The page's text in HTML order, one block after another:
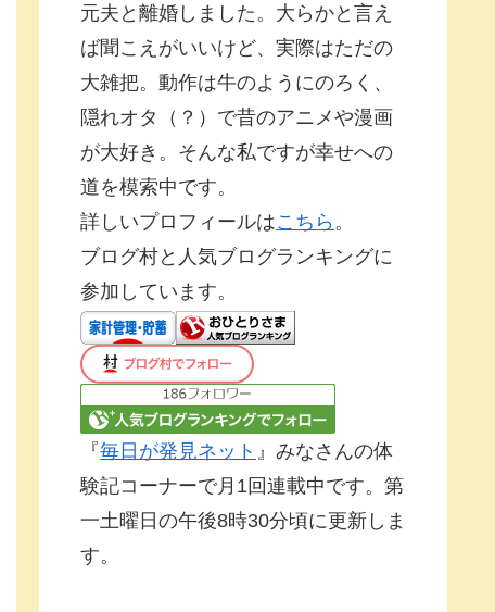
元夫と離婚しました。大らかと言え
ば聞こえがいいけど、実際はただの
大雑把。動作は牛のようにのろく、
隠れオタ（？）で昔のアニメや漫画
が大好き。そんな私ですが幸せへの
道を模索中です。
詳しいプロフィールはこちら 。
ブログ村と人気ブログランキングに
参加しています。
『毎日が発見ネット 』みなさんの体
験記コーナーで月1回連載中です。第
一土曜日の午後8時30分頃に更新しま
す。